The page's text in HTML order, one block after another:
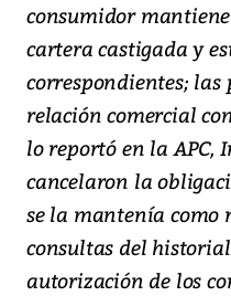
consumidor
cartera castigada y
correspondientes;
relación comercial
lo reportó en la APC,
cancelaron la
se la mantenía como
consultas del
autorización de los